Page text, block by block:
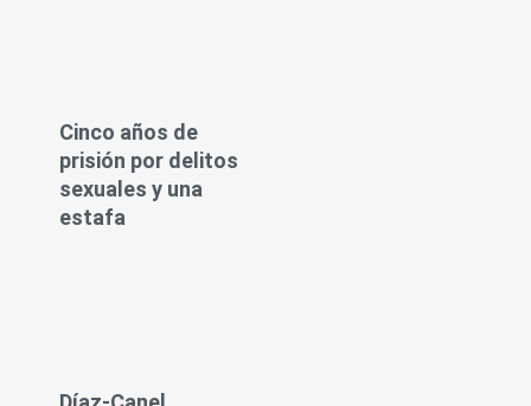
Cinco años de
prisión por delitos
sexuales y una
estafa